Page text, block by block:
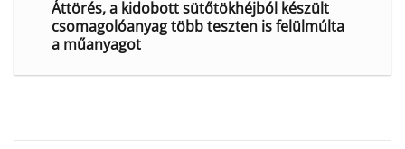
Áttörés, a kidobott sütőtökhéjból készült
csomagolóanyag több teszten is felülmúlta
a műanyagot